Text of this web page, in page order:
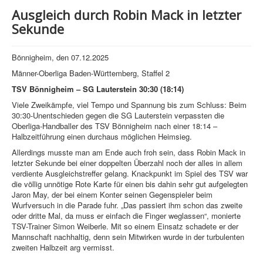
Ausgleich durch Robin Mack in letzter
Sekunde
Bönnigheim, den 07.12.2025
Männer-Oberliga Baden-Württemberg, Staffel 2
TSV Bönnigheim – SG Lauterstein 30:30 (18:14)
Viele Zweikämpfe, viel Tempo und Spannung bis zum Schluss: Beim
30:30-Unentschieden gegen die SG Lauterstein verpassten die
Oberliga-Handballer des TSV Bönnigheim nach einer 18:14 –
Halbzeitführung einen durchaus möglichen Heimsieg.
Allerdings musste man am Ende auch froh sein, dass Robin Mack in
letzter Sekunde bei einer doppelten Überzahl noch der alles in allem
verdiente Ausgleichstreffer gelang. Knackpunkt im Spiel des TSV war
die völlig unnötige Rote Karte für einen bis dahin sehr gut aufgelegten
Jaron May, der bei einem Konter seinen Gegenspieler beim
Wurfversuch in die Parade fuhr. „Das passiert ihm schon das zweite
oder dritte Mal, da muss er einfach die Finger weglassen“, monierte
TSV-Trainer Simon Weiberle. Mit so einem Einsatz schadete er der
Mannschaft nachhaltig, denn sein Mitwirken wurde in der turbulenten
zweiten Halbzeit arg vermisst.